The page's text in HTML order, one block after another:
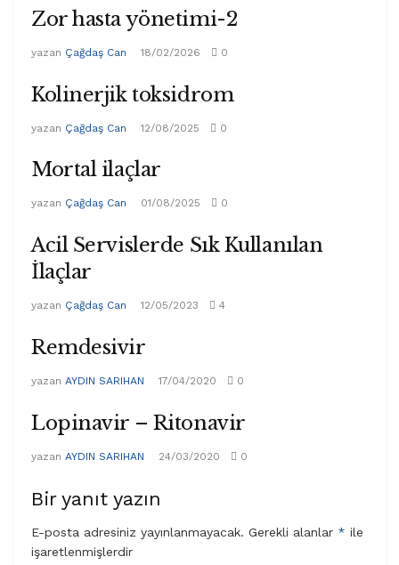
Zor hasta yönetimi-2
yazan Çağdaş Can 18/02/2026 0
Kolinerjik toksidrom
yazan Çağdaş Can 12/08/2025 0
Mortal ilaçlar
yazan Çağdaş Can 01/08/2025 0
Acil Servislerde Sık Kullanılan
İlaçlar
yazan Çağdaş Can 12/05/2023 4
Remdesivir
yazan AYDIN SARIHAN 17/04/2020 0
Lopinavir – Ritonavir
yazan AYDIN SARIHAN 24/03/2020 0
Bir yanıt yazın
E-posta adresiniz yayınlanmayacak. Gerekli alanlar * ile
işaretlenmişlerdir